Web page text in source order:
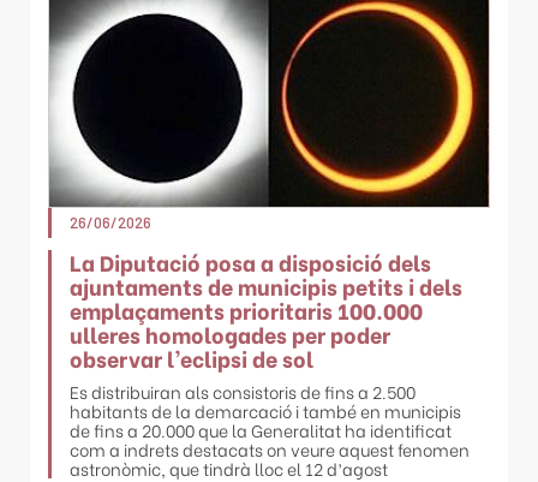
26/06/2026
La Diputació posa a disposició dels
ajuntaments de municipis petits i dels
emplaçaments prioritaris 100.000
ulleres homologades per poder
observar l’eclipsi de sol
Es distribuiran als consistoris de fins a 2.500
habitants de la demarcació i també en municipis
de fins a 20.000 que la Generalitat ha identificat
com a indrets destacats on veure aquest fenomen
astronòmic, que tindrà lloc el 12 d’agost